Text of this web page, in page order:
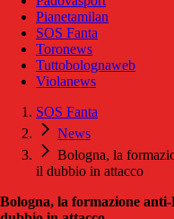
Pianetamilan
SOS Fanta
Toronews
Tuttobolognaweb
Violanews
SOS Fanta
News
Bologna, la
il dubbio in attacco
Bologna, la formazione